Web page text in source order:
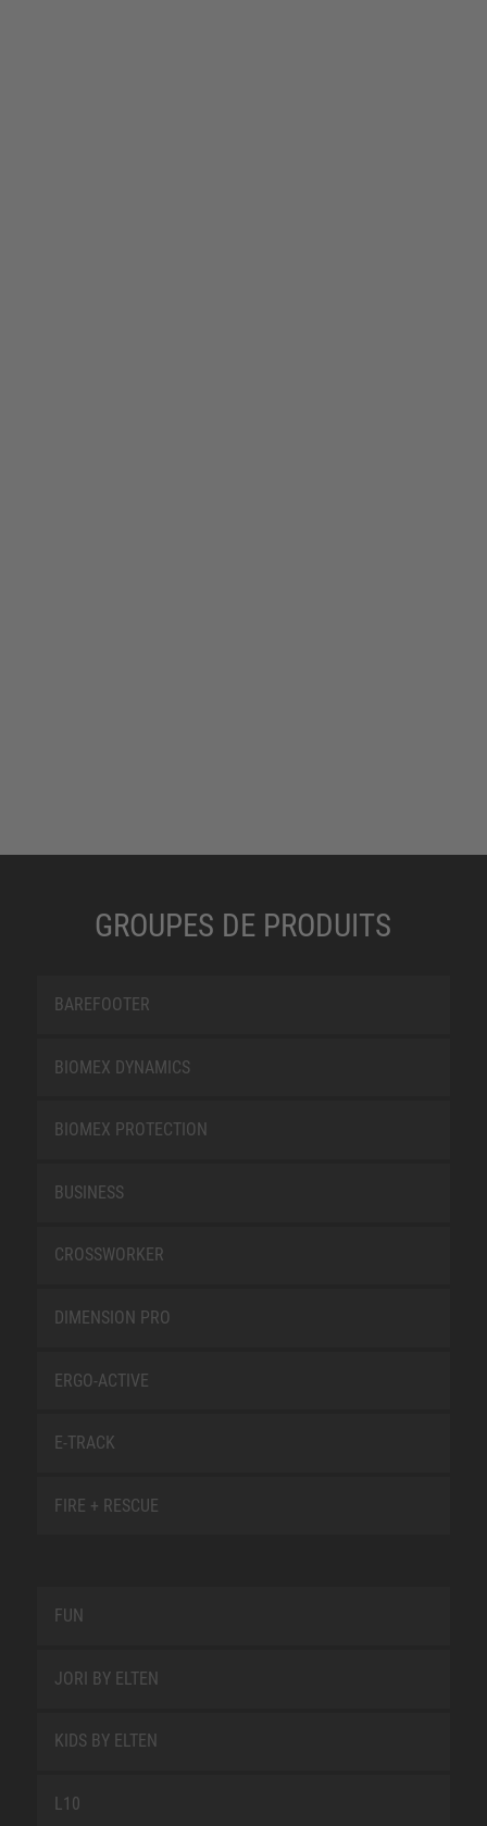
GROUPES DE PRODUITS
BAREFOOTER
BIOMEX DYNAMICS
BIOMEX PROTECTION
BUSINESS
CROSSWORKER
DIMENSION PRO
ERGO-ACTIVE
E-TRACK
FIRE + RESCUE
FUN
JORI BY ELTEN
KIDS BY ELTEN
L10